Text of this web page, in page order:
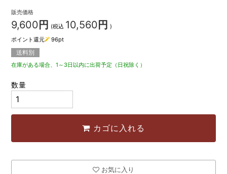
販売価格
9,600 円 (税込 10,560 円 )
ポイント還元
96pt
送料別
在庫がある場合、1～3日以内に出荷予定（日祝除く）
数量
カゴに入れる
お気に入り